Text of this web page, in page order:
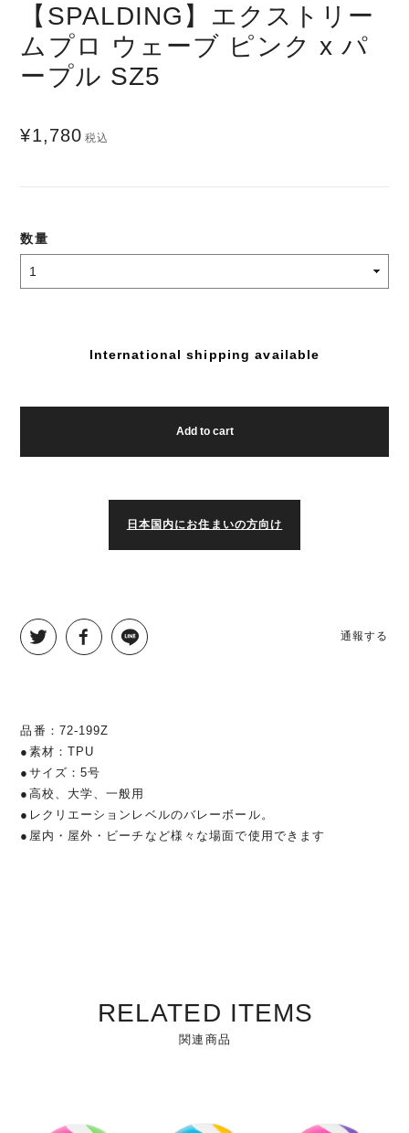
【SPALDING】エクストリー
ムプロ ウェーブ ピンク x パ
ープル SZ5
¥1,780 税込
数量
International shipping available
Add to cart
日本国内にお住まいの方向け
通報する
品番：72-199Z
●素材：TPU
●サイズ：5号
●高校、大学、一般用
●レクリエーションレベルのバレーボール。
●屋内・屋外・ビーチなど様々な場面で使用できます
RELATED ITEMS
関連商品